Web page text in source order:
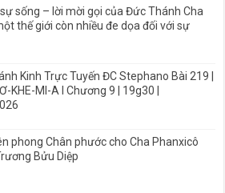
sự sống – lời mời gọi của Đức Thánh Cha
thế giới còn nhiều đe dọa đối với sự
Kinh Trực Tuyến ĐC Stephano Bài 219 |
KHE-MI-A I Chương 9 | 19g30 |
phong Chân phước cho Cha Phanxicô
Bửu Diệp